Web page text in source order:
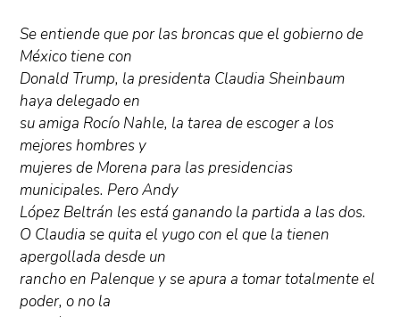
Se entiende que por las broncas que el gobierno de
México tiene con
Donald Trump, la presidenta Claudia Sheinbaum
haya delegado en
su amiga Rocío Nahle, la tarea de escoger a los
mejores hombres y
mujeres de Morena para las presidencias
municipales. Pero Andy
López Beltrán les está ganando la partida a las dos.
O Claudia se quita el yugo con el que la tienen
apergollada desde un
rancho en Palenque y se apura a tomar totalmente el
poder, o no la